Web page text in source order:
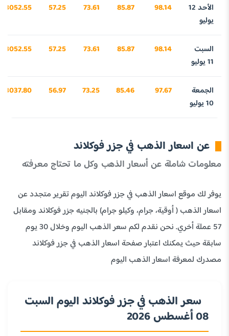
الأحد 12
يوليو
98.14
85.87
73.61
57.25
3052.55
السبت
11 يوليو
98.14
85.87
73.61
57.25
3052.55
الجمعة
10 يوليو
97.67
85.46
73.25
56.97
3037.80
عن اسعار الذهب في جزر فوكلاند
معلومات شاملة عن أسعار الذهب وكل ما تحتاج معرفته
يوفر لك موقع اسعار الذهب في جزر فوكلاند اليوم تقرير متجدد عن
اسعار الذهب ( أوقية، جرام، وكيلو جرام) بالجنيه جزر فوكلاند ومقابل
57 عملة أخري. نحن نقدم لكم سعر الذهب اليوم وخلال 30 يوم
سابقة حيث يمكنك اعتبار صفحة اسعار الذهب في جزر فوكلاند
مصدرك لمعرفة اسعار الذهب اليوم
سعر الذهب في جزر فوكلاند اليوم السبت
08 أغسطس 2026